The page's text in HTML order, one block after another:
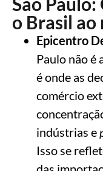
o Brasil ao
Epicentro
Paulo não é
é onde as
comércio
indústrias e
Isso se